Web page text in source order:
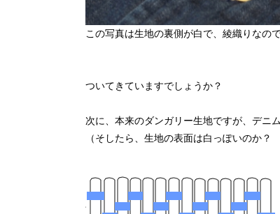
この写真は生地の裏側が白で、綾織りなの
ついてきていますでしょうか？
次に、本来のダンガリー生地ですが、デニ
（そしたら、生地の表面は白っぽいの